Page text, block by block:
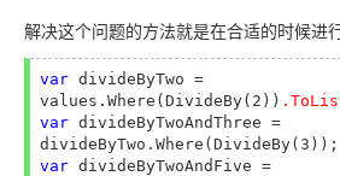
解决这个问题的方法就是在合适的时候进
var divideByTwo =
values.Where(DivideBy(2))
var divideByTwoAndThree =
var divideByTwoAndFive =